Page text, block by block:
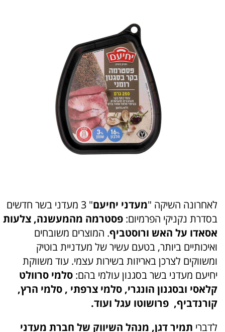
לאחרונה השיקה "מעדני יחיעם
" 3 מעדני בשר חדשים
בסדרת נקניקי הפרמיום: פסטרמה מהמעשנה, צלעות
אסאדו על האש ורוסטביף. המוצרים משובחים
ואיכותיים ביותר, בטעם עשיר של מעדניית בוטיק
ומשווקים לצרכן באריזות בשירות עצמי. עוד משווקת
יחיעם מעדני בשר בסגנון עולמי בהם: סלמי סרוולט
קלאסי ובסגנון הונגרי, סלמי צרפתי , סלמי הרץ,
קורנדביף, פרושוטו עגל ועוד.
לדברי תמיר דגן, מנהל השיווק של חברת מעדני